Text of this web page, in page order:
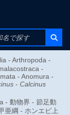
- Arthropoda -
-
- Anomura -
- Calcinus
- 動物界 - 節足動
亜綱 - ホンエビ上